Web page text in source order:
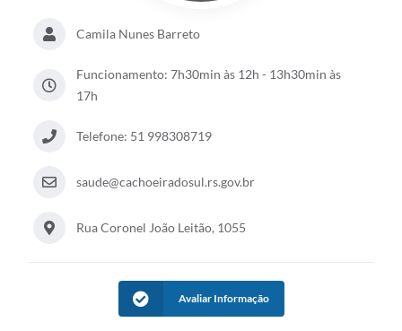
A Prefeitura
Gabinetes e Secretarias
Camila Nunes Barreto
Funcionamento: 7h30min às 12h - 13h30min às
17h
Telefone: 51 998308719
saude@cachoeiradosul.rs.gov.br
Rua Coronel João Leitão, 1055
Avaliar Informação